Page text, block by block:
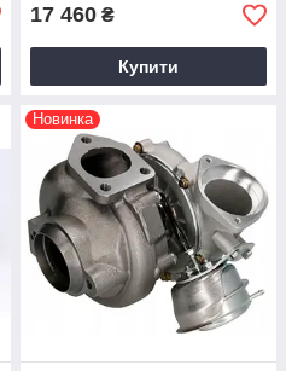
17 460 ₴
Купити
Новинка